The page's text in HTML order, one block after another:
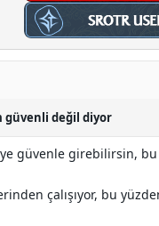
güvenli değil diyor
güvenle girebilirsin, bu
çalışıyor, bu